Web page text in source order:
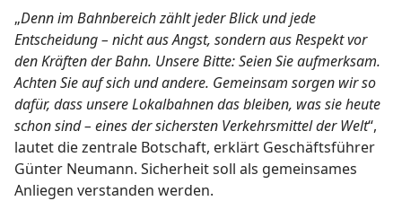
„Denn im Bahnbereich zählt jeder Blick und jede
Entscheidung – nicht aus Angst, sondern aus Respekt vor
den Kräften der Bahn. Unsere Bitte: Seien Sie aufmerksam.
Achten Sie auf sich und andere. Gemeinsam sorgen wir so
dafür, dass unsere Lokalbahnen das bleiben, was sie heute
schon sind – eines der sichersten Verkehrsmittel der Welt“,
lautet die zentrale Botschaft, erklärt Geschäftsführer
Günter Neumann. Sicherheit soll als gemeinsames
Anliegen verstanden werden.